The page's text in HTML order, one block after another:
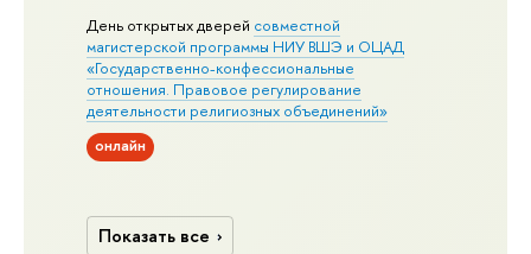
День открытых дверей совместной
магистерской программы НИУ ВШЭ и ОЦАД
«Государственно-конфессиональные
отношения. Правовое регулирование
деятельности религиозных объединений»
онлайн
Показать все